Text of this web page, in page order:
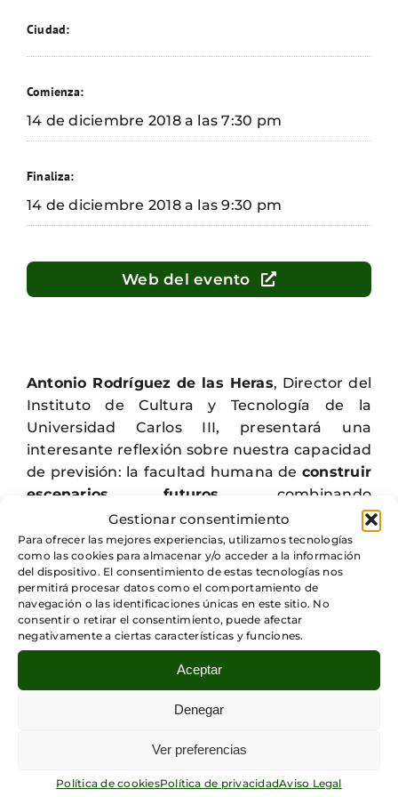
Gestionar consentimiento
Para ofrecer las mejores experiencias, utilizamos tecnologías
como las cookies para almacenar y/o acceder a la información
del dispositivo. El consentimiento de estas tecnologías nos
permitirá procesar datos como el comportamiento de
navegación o las identificaciones únicas en este sitio. No
consentir o retirar el consentimiento, puede afectar
negativamente a ciertas características y funciones.
Aceptar
Denegar
Ver preferencias
Política de cookiesPolítica de privacidadAviso Legal
Ciudad:
Comienza:
14 de diciembre 2018 a las 7:30 pm
Finaliza:
14 de diciembre 2018 a las 9:30 pm
Web del evento
Antonio Rodríguez de las Heras, Director del
Instituto de Cultura y Tecnología de la
Universidad Carlos III, presentará una
interesante reflexión sobre nuestra capacidad
de previsión: la facultad humana de construir
escenarios futuros , combinando
aportaciones del pasado y observaciones del
presente; y la manera en que se ve afectada
por lavelocidad de cambiosque impone el
mundo tecnológicoactual.
Comparte este evento